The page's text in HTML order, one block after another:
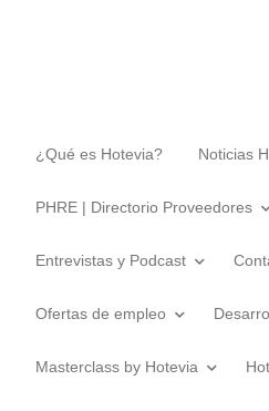
¿Qué es Hotevia? Noticias
PHRE | Directorio Proveedores
Entrevistas y Podcast
Ofertas de empleo
Masterclass by Hotevia